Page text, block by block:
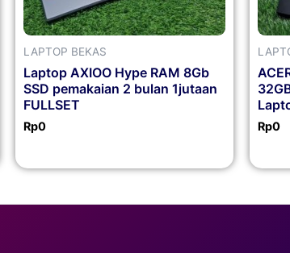
LAPTOP BEKAS
Laptop AXIOO Hype RAM 8Gb
SSD pemakaian 2 bulan 1jutaan
FULLSET
Rp0 Rp0